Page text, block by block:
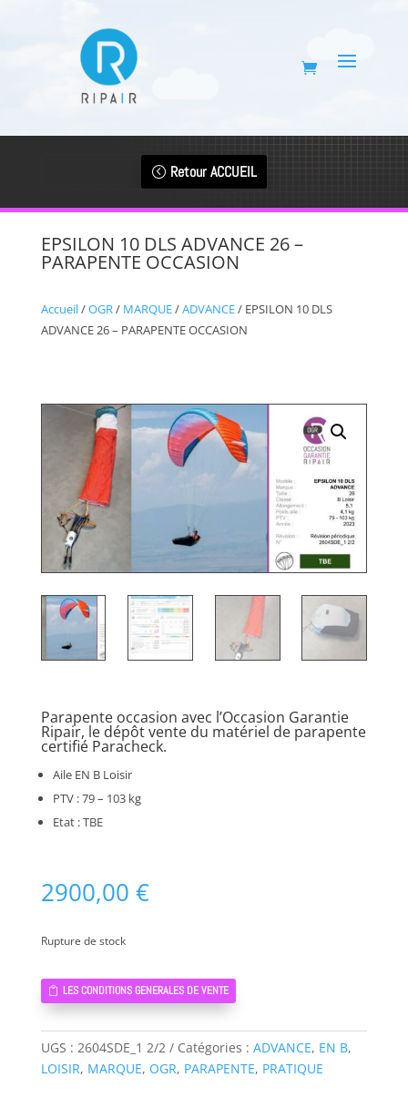
Retour ACCUEIL
EPSILON 10 DLS ADVANCE 26 –
PARAPENTE OCCASION
Accueil/OGR/ MARQUE/ADVANCE/ EPSILON 10 DLS
ADVANCE 26 – PARAPENTE OCCASION
Parapente occasion avec l’Occasion Garantie
Ripair, le dépôt vente du matériel de parapente
certifié Paracheck.
Aile EN B Loisir
PTV : 79 – 103 kg
Etat : TBE
2900,00 €
Rupture de stock
LES CONDITIONS GENERALES DE VENTE
UGS : 2604SDE_1 2/2 Catégories : ADVANCE, EN B,
LOISIR, MARQUE, OGR, PARAPENTE, PRATIQUE